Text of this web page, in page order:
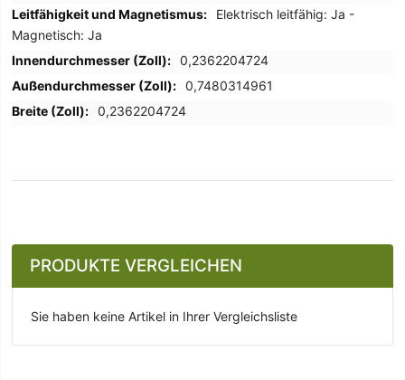
Elektrisch leitfähig: Ja -
Magnetisch: Ja
0,2362204724
0,7480314961
0,2362204724
PRODUKTE VERGLEICHEN
Sie haben keine Artikel in Ihrer Vergleichsliste